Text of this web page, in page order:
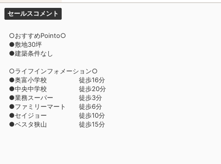
セールスコメント
○おすすめPointo○
●敷地30坪
●建築条件なし
○ライフインフォメーション○
●奥富小学校 徒歩16分
●中央中学校 徒歩20分
●業務スーパー 徒歩3分
●ファミリーマート 徒歩6分
●セイジョー 徒歩10分
●ベスタ狭山 徒歩15分